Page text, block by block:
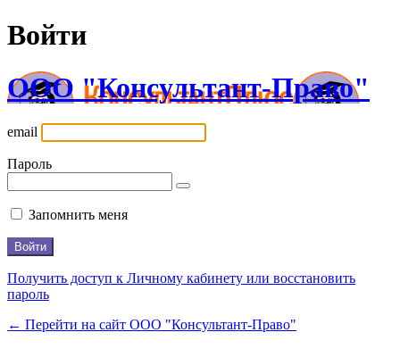
Войти
ООО "Консультант-Право"
email
Пароль
Запомнить меня
Получить доступ к Личному кабинету или восстановить
пароль
← Перейти на сайт ООО "Консультант-Право"